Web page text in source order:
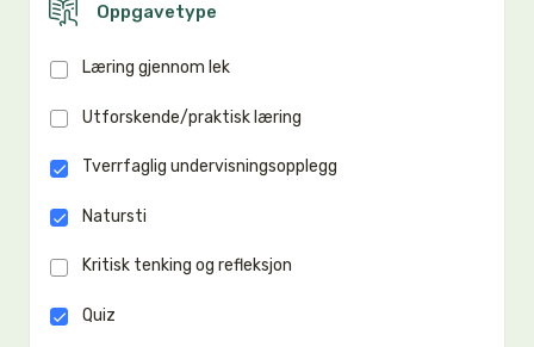
Oppgavetype
Læring gjennom lek
Utforskende/praktisk læring
Tverrfaglig undervisningsopplegg
Natursti
Kritisk tenking og refleksjon
Quiz